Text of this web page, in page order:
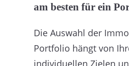
am besten für ein
Die Auswahl der
Portfolio hängt von